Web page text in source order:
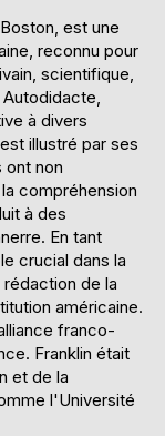
est une
reconnu pour
scientifique,
à divers
illustré par ses
non
compréhension
à des
En tant
crucial dans la
de la
américaine.
franco-
Franklin était
et de la
l'Université